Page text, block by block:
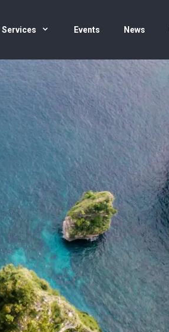
Services Events News